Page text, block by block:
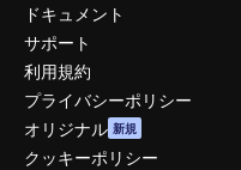
ドキュメント
サポート
利用規約
プライバシーポリシー
オリジナル 新規
クッキーポリシー